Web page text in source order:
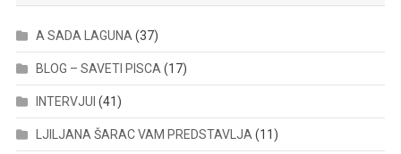
A SADA LAGUNA (37)
BLOG – SAVETI PISCA (17)
INTERVJUI (41)
LJILJANA ŠARAC VAM PREDSTAVLJA (11)